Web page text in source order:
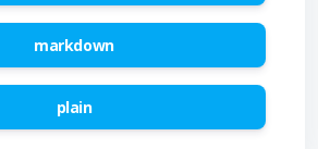
markdown
plain